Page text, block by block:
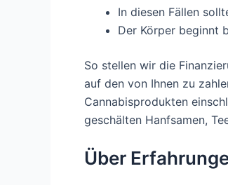
In diesen Fällen
Der Körper beginnt
So stellen wir die
auf den von Ihnen zu
Cannabisprodukten
geschälten Hanfsamen,
Über